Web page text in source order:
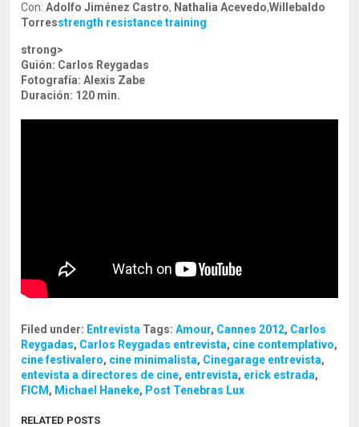
Con:Adolfo Jiménez Castro, Nathalia Acevedo,Willebaldo
Torresstrength resistance training
strong>
Guión: Carlos Reygadas
Fotografía:Alexis Zabe
Duración: 120 min.
Filed under: Entrevista Tags:Amour, Cannes 2012, Carlos
Reygadas, Carlos Reygadas entrevista, cine contemplativo,
cine festivalero, cine minimalista, Cinegarage entrevista,
entevista a directores de cine, entrevista, erick estrada,
FICM , Michael Haneke, Post Tenebras Lux
RELATED POSTS